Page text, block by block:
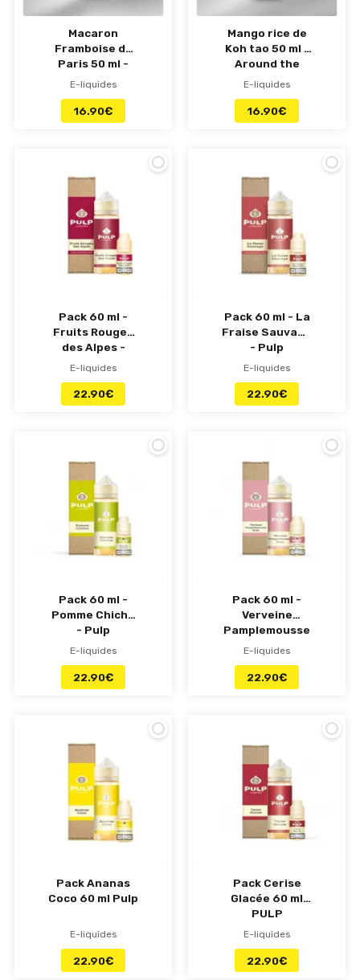
Macaron
Framboise de
Paris 50 ml -
Around the
E-liquides
16.90€
Mango rice de
Koh tao 50 ml -
Around the
world - Pulp
E-liquides
16.90€
Pack 60 ml -
Fruits Rouges
des Alpes -
Pulp
E-liquides
22.90€
Pack 60 ml - La
Fraise Sauvage
- Pulp
E-liquides
22.90€
Pack 60 ml -
Pomme Chicha
- Pulp
E-liquides
22.90€
Pack 60 ml -
Verveine
Pamplemousse
Rose - Pulp
E-liquides
22.90€
Pack Ananas
Coco 60 ml Pulp
E-liquides
22.90€
Pack Cerise
Glacée 60 ml
PULP
E-liquides
22.90€